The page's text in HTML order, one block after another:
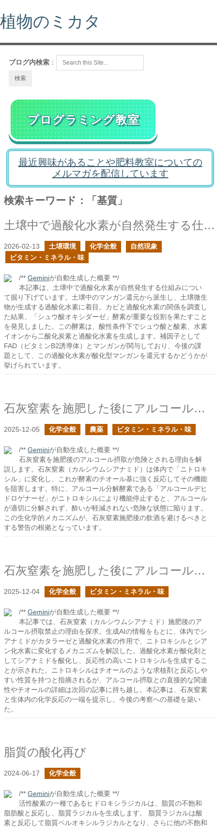
植物のミカタ
ブログ内検索 ：
プログラミング教室
最近興味があることや肥料教室についての
メルマガを配信しています
検索キーワード：「基質」
土壌中で過酸化水素が自然発生する仕組みを知りたい
2026-02-13 土壌環境 化学全般
自然現象
ビタミン・ミネラル・味
/** Geminiが自動生成した概要 **/
本記事は、土壌中で過酸化水素が自然発生する仕組みについ
て掘り下げています。土壌中のマンガン還元から派生し、土壌微生
物が生成する過酸化水素に着目。カビと過酸化水素の関係を調査し
た結果、「シュウ酸オキシダーゼ」酵素が重要な役割を果たすこと
を発見しました。この酵素は、酸性条件下でシュウ酸と酸素、水素
イオンから二酸化炭素と過酸化水素を生成します。補因子として
FAD（ビタミンB2誘導体）とマンガンが関与しており、今後の課
題として、この過酸化水素が酸化型マンガンを還元するかどうかが
挙げられています。
石灰窒素を施肥した後にアルコール飲料を摂取してはいけないのか？の続き
2025-12-05 化学全般 農薬 ビタミン・ミネラル・味
/** Geminiが自動生成した概要 **/
石灰窒素を施肥後のアルコール摂取が危険とされる理由を解
説します。石灰窒素（カルシウムシアナミド）は体内で「ニトロキ
シル」に変化し、これが酵素のチオール基に強く反応してその機能
を阻害します。特に、アルコール分解酵素である「アルコールデヒ
ドロゲナーゼ」がニトロキシルにより機能停止すると、アルコール
が適切に分解されず、酔いが軽減されない危険な状態に陥ります。
この生化学的メカニズムが、石灰窒素施肥後の飲酒を避けるべきと
する警告の根拠となっています。
石灰窒素を施肥した後にアルコール飲料を摂取してはいけないのか？
2025-12-04 化学全般 ビタミン・ミネラル・味
/** Geminiが自動生成した概要 **/
本記事では、石灰窒素（カルシウムシアナミド）施肥後のア
ルコール摂取禁止の理由を探求。生成AIの情報をもとに、体内でシ
アナミドがカタラーゼと過酸化水素の作用で、ニトロキシルとシア
ン化水素に変化するメカニズムを解説した。過酸化水素が酸化剤と
してシアナミドを酸化し、反応性の高いニトロキシルを生成するこ
とが示された。ニトロキシルはチオールのような求核剤と反応しや
すい性質を持つと指摘されるが、アルコール摂取との直接的な関連
性やチオールの詳細は次回の記事に持ち越し。本記事は、石灰窒素
と生体内の化学反応の一端を提示し、今後の考察への基礎を築い
た。
脂質の酸化再び
2024-06-17 化学全般
/** Geminiが自動生成した概要 **/
活性酸素の一種であるヒドロキシラジカルは、脂質の不飽和
脂肪酸と反応し、脂質ラジカルを生成します。 脂質ラジカルは酸
素と反応して脂質ペルオキシルラジカルとなり、さらに他の不飽和